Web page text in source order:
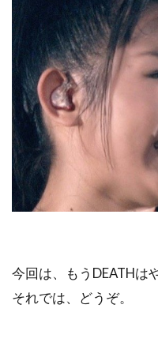
今回は、もうDEATHは
それでは、どうぞ。